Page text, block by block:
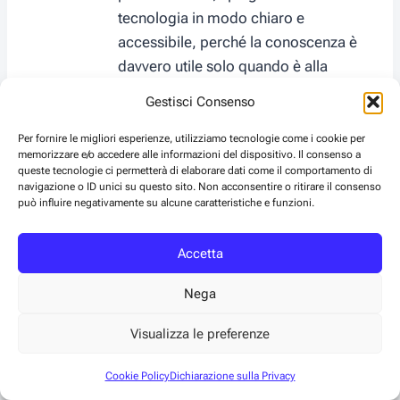
Gestisci Consenso
Per fornire le migliori esperienze, utilizziamo tecnologie come i cookie per
memorizzare e/o accedere alle informazioni del dispositivo. Il consenso a
queste tecnologie ci permetterà di elaborare dati come il comportamento di
navigazione o ID unici su questo sito. Non acconsentire o ritirare il consenso
può influire negativamente su alcune caratteristiche e funzioni.
Accetta
Nega
Visualizza le preferenze
Cookie PolicyDichiarazione sulla Privacy
tecnologia in modo chiaro e
accessibile, perché la conoscenza è
davvero utile solo quando è alla
Navigazione
articoli
PRECEDENTE
Dagli archivi del Reich
dietro il MiG-17
SEGUENTE
La svolta svedese di
39 Gripen E
Articoli correlati